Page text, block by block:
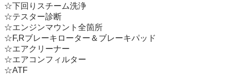
☆下回りスチーム洗浄
☆テスター診断
☆エンジンマウント全箇所
☆F,Rブレーキローター＆ブレーキパッド
☆エアクリーナー
☆エアコンフィルター
☆ATF